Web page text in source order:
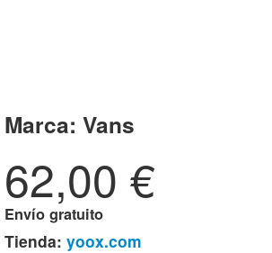
Marca: Vans
62,00 €
Envío gratuito
Tienda: yoox.com